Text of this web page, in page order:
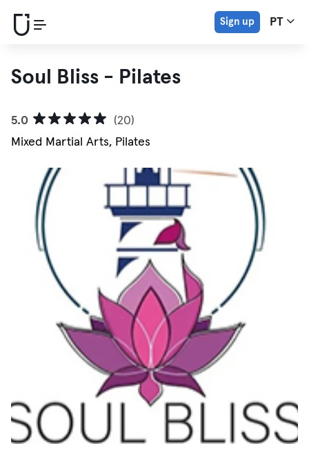
Sign up PT
Soul Bliss - Pilates
5.0
(20)
Mixed Martial Arts, Pilates